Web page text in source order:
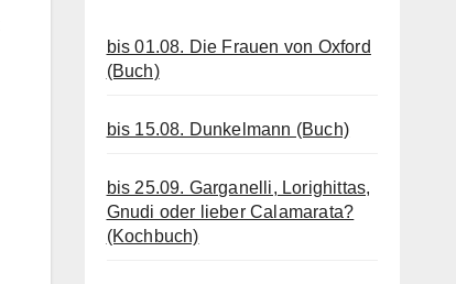
bis 01.08. Die Frauen von Oxford
(Buch)
bis 15.08. Dunkelmann (Buch)
bis 25.09. Garganelli, Lorighittas,
Gnudi oder lieber Calamarata?
(Kochbuch)